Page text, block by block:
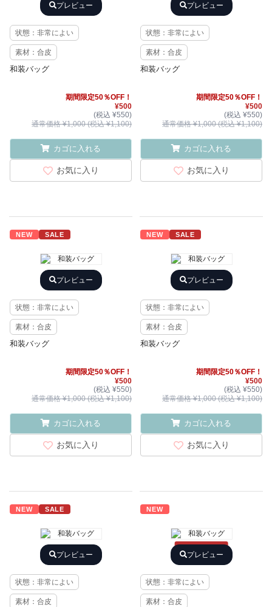
プレビュー
状態：非常によい
素材：合皮
和装バッグ
期間限定50％OFF！
¥500
(税込 ¥550)
通常価格 ¥1,000 (税込 ¥1,100)
カゴに入れる
お気に入り
プレビュー
状態：非常によい
素材：合皮
和装バッグ
期間限定50％OFF！
¥500
(税込 ¥550)
通常価格 ¥1,000 (税込 ¥1,100)
カゴに入れる
お気に入り
NEW SALE
プレビュー
状態：非常によい
素材：合皮
和装バッグ
期間限定50％OFF！
¥500
(税込 ¥550)
通常価格 ¥1,000 (税込 ¥1,100)
カゴに入れる
お気に入り
NEW SALE
プレビュー
状態：非常によい
素材：合皮
和装バッグ
期間限定50％OFF！
¥500
(税込 ¥550)
通常価格 ¥1,000 (税込 ¥1,100)
カゴに入れる
お気に入り
NEW SALE
プレビュー
状態：非常によい
素材：合皮
NEW
SOLD OUT
プレビュー
状態：非常によい
素材：合皮